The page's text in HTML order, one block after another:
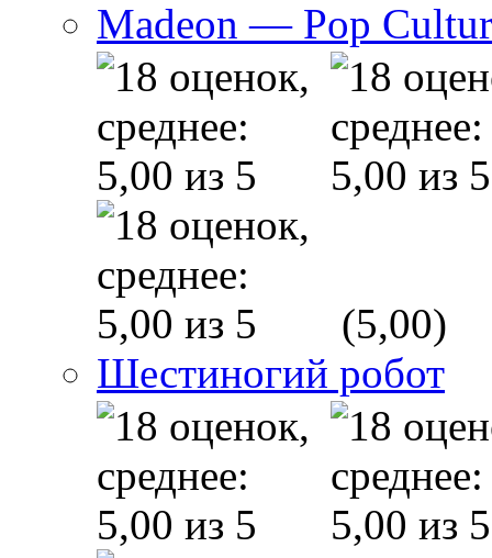
Madeon — Pop
(5,00)
Шестиногий робот